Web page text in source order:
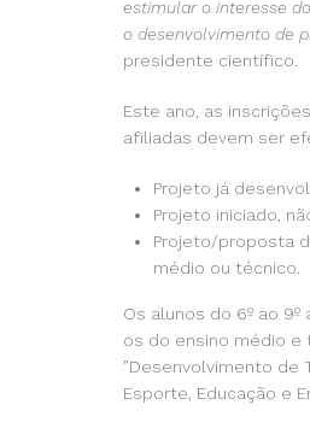
estimular o interesse
o desenvolvimento de
presidente científico.
Este ano, as
afiliadas devem ser
Projeto já
Projeto iniciado,
Projeto/proposta
médio ou técnico.
Os alunos do 6º ao
os do ensino médio e
”Desenvolvimento de
Esporte, Educação e